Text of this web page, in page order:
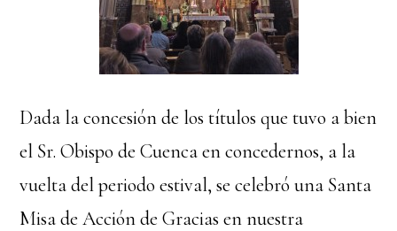
Dada la concesión de los títulos que tuvo a bien
el Sr. Obispo de Cuenca en concedernos, a la
vuelta del periodo estival, se celebró una Santa
Misa de Acción de Gracias en nuestra